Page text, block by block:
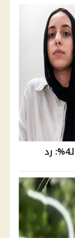
القصة الكاملة لأزمة ريم صاحبة الـ4%: رد